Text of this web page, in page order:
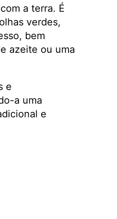
a terra. É
verdes,
bem
azeite ou uma
e
a uma
e